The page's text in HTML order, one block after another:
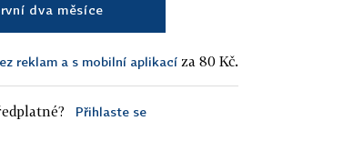
dva měsíce
reklam a s mobilní aplikací za 80 Kč.
Přihlaste se